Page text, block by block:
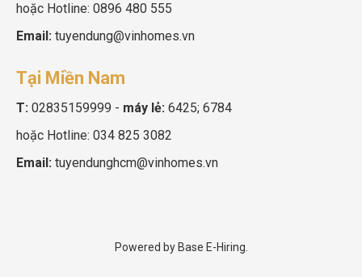
hoặc Hotline: 0896 480 555
Email: tuyendung@vinhomes.vn
Tại Miền Nam
T: 02835159999 - máy lẻ: 6425; 6784
hoặc Hotline: 034 825 3082
Email: tuyendunghcm@vinhomes.vn
Powered by Base E-Hiring.